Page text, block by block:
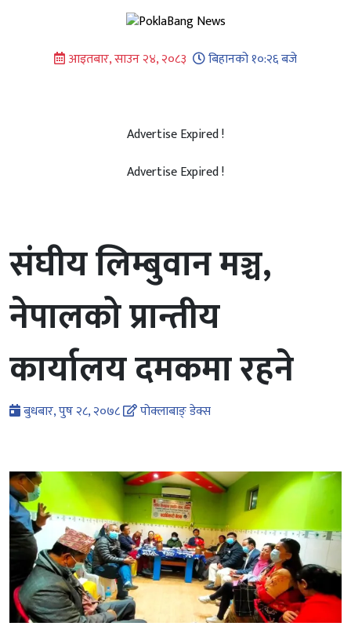
आइतबार, साउन २४, २०८३ बिहानको १०:२६ बजे
Advertise Expired !
Advertise Expired !
संघीय लिम्बुवान मञ्च,
नेपालको प्रान्तीय
कार्यालय दमकमा रहने
बुधबार, पुष २८, २०७८ पोक्लाबाङ् डेक्स